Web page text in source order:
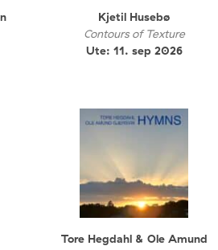
Kjetil Husebø
Contours of Texture
Ute: 11. sep 2026
Tore Hegdahl & Ole Amund